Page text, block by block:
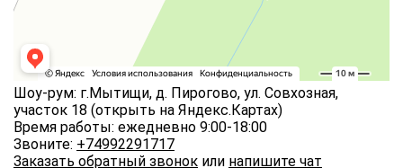
Шоу-рум: г.Мытищи, д. Пирогово, ул. Совхозная,
участок 18 (открыть на Яндекс.Картах)
Время работы: ежедневно 9:00-18:00
Звоните: +74992291717
Заказать обратный звонок или напишите чат